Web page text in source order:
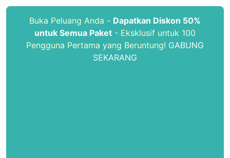
Buka Peluang Anda - Dapatkan Diskon 50%
untuk Semua Paket - Eksklusif untuk 100
Pengguna Pertama yang Beruntung! GABUNG
SEKARANG